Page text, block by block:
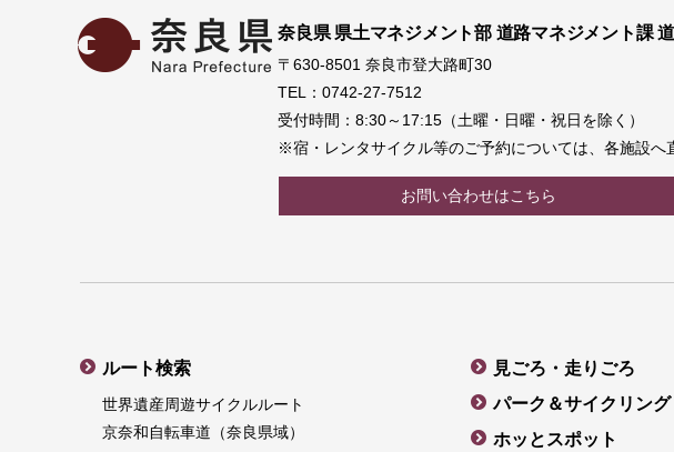
奈良県 県土マネジメント部 道路マネジメント課
〒630-8501 奈良市登大路町30
TEL：0742-27-7512
受付時間：8:30～17:15（土曜・日曜・祝日を除く）
※宿・レンタサイクル等のご予約については、各施設へ
お問い合わせはこちら
ルート検索
世界遺産周遊サイクルルート
京奈和自転車道（奈良県域）
見ごろ・走りごろ
パーク＆サイクリング
ホッとスポット